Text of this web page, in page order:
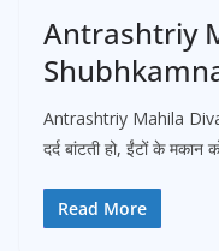
Antrashtriy
Antrashtriy Mahila
दर्द बांटती हो, ईंटों के मकान
Read More